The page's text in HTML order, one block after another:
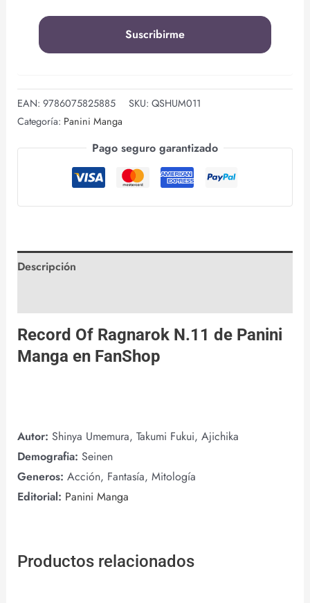
EAN: 9786075825885 SKU: QSHUM011
Categoría: Panini Manga
Pago seguro garantizado
Descripción
Record Of Ragnarok N.11 de Panini
Manga en FanShop
Autor: Shinya Umemura, Takumi Fukui, Ajichika
Demografia: Seinen
Generos: Acción, Fantasía, Mitología
Editorial: Panini Manga
Productos relacionados